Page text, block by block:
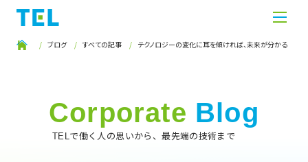
ブログ すべての記事 テクノロジーの変化に耳を傾ければ、未来が分かる
Corporate Blog
TELで働く人の思いから、最先端の技術まで